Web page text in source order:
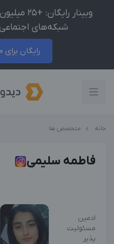
وبینار
شبکه‌های
رایگان برای 100 نفر اول
خانه متخصص ها
فاطمه سلیمی
ادمین
مسئولیت
پذیر